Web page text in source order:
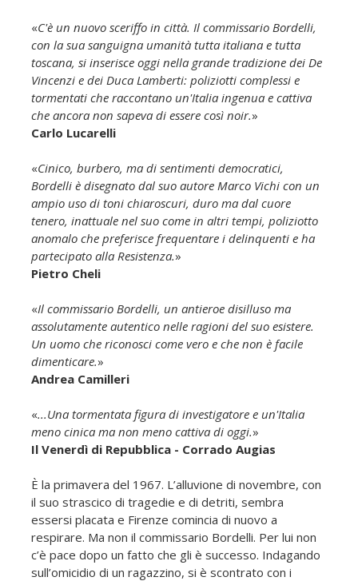
«C'è un nuovo sceriffo in città. Il commissario Bordelli,
con la sua sanguigna umanità tutta italiana e tutta
toscana, si inserisce oggi nella grande tradizione dei De
Vincenzi e dei Duca Lamberti: poliziotti complessi e
tormentati che raccontano un'Italia ingenua e cattiva
che ancora non sapeva di essere così noir.»
Carlo Lucarelli
«Cinico, burbero, ma di sentimenti democratici,
Bordelli è disegnato dal suo autore Marco Vichi con un
ampio uso di toni chiaroscuri, duro ma dal cuore
tenero, inattuale nel suo come in altri tempi, poliziotto
anomalo che preferisce frequentare i delinquenti e ha
partecipato alla Resistenza.»
Pietro Cheli
«Il commissario Bordelli, un antieroe disilluso ma
assolutamente autentico nelle ragioni del suo esistere.
Un uomo che riconosci come vero e che non è facile
dimenticare.»
Andrea Camilleri
«...Una tormentata figura di investigatore e un'Italia
meno cinica ma non meno cattiva di oggi.»
Il Venerdì di Repubblica - Corrado Augias
È la primavera del 1967. L’alluvione di novembre, con
il suo strascico di tragedie e di detriti, sembra
essersi placata e Firenze comincia di nuovo a
respirare. Ma non il commissario Bordelli. Per lui non
c’è pace dopo un fatto che gli è successo. Indagando
sull’omicidio di un ragazzino, si è scontrato con i